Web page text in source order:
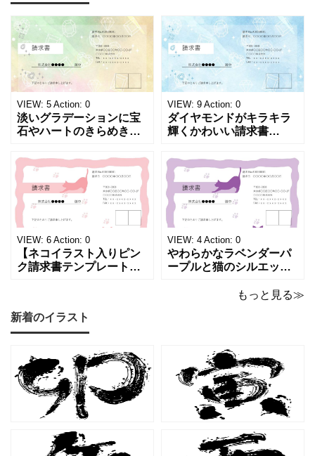
発生した際にも使える、
モノクロでシンプルな
「返金領収書」のテンプ
レートとなります。 A4縦
型サイズで用紙に印
表になります。 A4横型サ
イズの無料テンプレート
で、Excel・Wo
VIEW: 5 Action: 0
淡いグラデーションに宝
石やハートのきらめきを
チックな請求書雛形で
す。パステルピンクやラ
ベンダーの色彩がやわら
かな質感を生み出し、受
け取った相手の心をくす
ぐる特別な仕上がりとな
っています。 ハンドメイ
ド雑貨、コスメブラン
VIEW: 9 Action: 0
ダイヤモンドがキラキラ
輝くかわいい請求書
感あふれるライトブルー
背景に、ジュエルモチー
フを散りばめた煌びやか
な請求書素材です。清潔
感と高級感が同居するデ
ザインは、クライアント
に信頼感と華やかな印象
を同時に届けます
VIEW: 6 Action: 0
【ネコイラスト入りピン
ク請求書テンプレート
ーの猫デザイン請求書雛
形です。波打ちフレーム
シルエットや小さな肉球
モチーフが、ビジネス文
書にさりげない
VIEW: 4 Action: 0
やわらかなラベンダーパ
ープルと猫のシルエット
おしゃれな請求書フォー
他とは一味違う個性を演
出したいときにも活躍し
ます。 猫カフェやトリミ
ングサロン
もっと見る≫
新着のイラスト